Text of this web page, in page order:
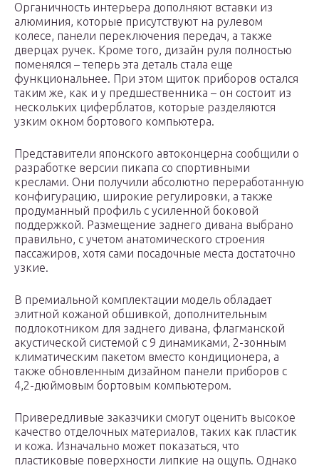
Органичность интерьера дополняют вставки из
алюминия, которые присутствуют на рулевом
колесе, панели переключения передач, а также
дверцах ручек. Кроме того, дизайн руля полностью
поменялся – теперь эта деталь стала еще
функциональнее. При этом щиток приборов остался
таким же, как и у предшественника – он состоит из
нескольких циферблатов, которые разделяются
узким окном бортового компьютера.
Представители японского автоконцерна сообщили о
разработке версии пикапа со спортивными
креслами. Они получили абсолютно переработанную
конфигурацию, широкие регулировки, а также
продуманный профиль с усиленной боковой
поддержкой. Размещение заднего дивана выбрано
правильно, с учетом анатомического строения
пассажиров, хотя сами посадочные места достаточно
узкие.
В премиальной комплектации модель обладает
элитной кожаной обшивкой, дополнительным
подлокотником для заднего дивана, флагманской
акустической системой с 9 динамиками, 2-зонным
климатическим пакетом вместо кондиционера, а
также обновленным дизайном панели приборов с
4,2-дюймовым бортовым компьютером.
Привередливые заказчики смогут оценить высокое
качество отделочных материалов, таких как пластик
и кожа. Изначально может показаться, что
пластиковые поверхности липкие на ощупь. Однако